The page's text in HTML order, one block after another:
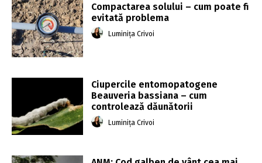
Compactarea solului – cum poate fi
evitată problema
Luminița Crivoi
Ciupercile entomopatogene
Beauveria bassiana – cum
controlează dăunătorii
Luminița Crivoi